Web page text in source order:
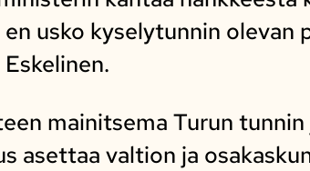
usko kyselytunnin olevan
mainitsema Turun
asettaa valtion ja